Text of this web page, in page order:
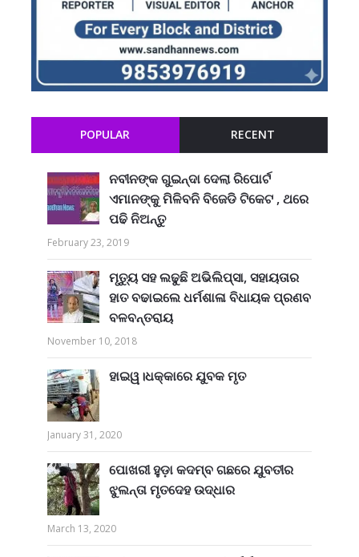
POPULAR RECENT
ନବୀନଙ୍କ ଗୁଇନ୍ଦା ଦେଲା ରିପୋର୍ଟ
ଏମାନଙ୍କୁ ମିଳିବନି ବିଜେଡି ଟିକେଟ , ଥରେ
ପଢି ନିଅନ୍ତୁ
February 23, 2019
ମୃତ୍ୟୁ ସହ ଲଢୁଛି ଅଭିଲିପ୍ସା, ସହାୟତାର
ହାତ ବଢାଇଲେ ଧର୍ମଶାଳା ବିଧାୟକ ପ୍ରଣବ
ବଳବନ୍ତରାୟ
November 10, 2018
ହାଇୱ।ଧକ୍କାରେ ଯୁବକ ମୃତ
January 31, 2020
ପୋଖରୀ ହୁଡ଼ା କଦମ୍ବ ଗଛରେ ଯୁବତୀର
ଝୁଲନ୍ତା ମୃତଦେହ ଉଦ୍ଧାର
March 13, 2020